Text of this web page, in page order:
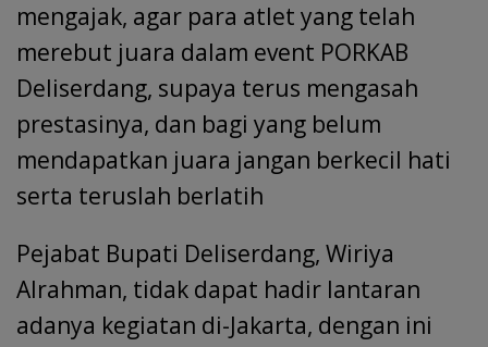
mengajak, agar para atlet yang telah
merebut juara dalam event PORKAB
Deliserdang, supaya terus mengasah
prestasinya, dan bagi yang belum
mendapatkan juara jangan berkecil hati
serta teruslah berlatih
Pejabat Bupati Deliserdang, Wiriya
Alrahman, tidak dapat hadir lantaran
adanya kegiatan di-Jakarta, dengan ini